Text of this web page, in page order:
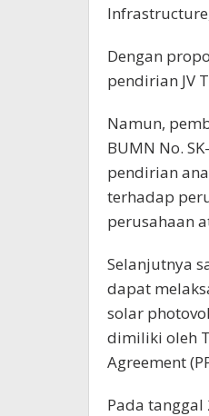
Dengan
pendirian JV
Namun,
BUMN No.
pendirian
terhadap
perusahaan
Selanjutnya
dapat
solar
dimiliki oleh
Agreement
Pada tanggal